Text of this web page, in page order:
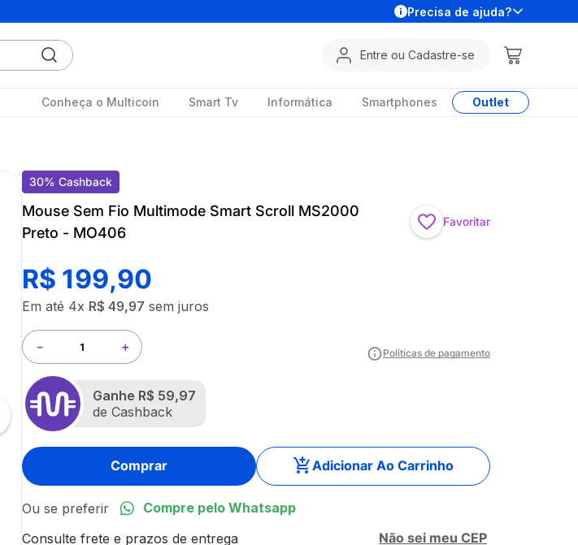
Precisa de ajuda?
Entre ou Cadastre-se
Conheça o Multicoin Smart Tv Informática Smartphones Outlet
30% Cashback
Mouse Sem Fio Multimode Smart Scroll MS2000
Preto - MO406
Favoritar
R$ 199,90
Em até 4x R$ 49,97 sem juros
＋
－ Políticas de pagamento
Ganhe R$ 59,97
de Cashback
Comprar Adicionar Ao Carrinho
Compre pelo Whatsapp
Não sei meu CEP